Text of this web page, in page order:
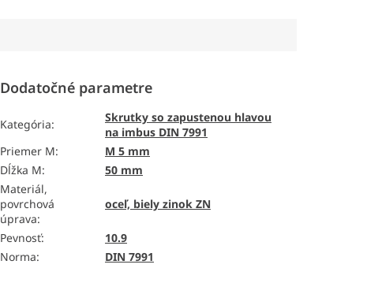
Dodatočné parametre
Kategória:
Skrutky so zapustenou hlavou
na imbus DIN 7991
Priemer M:
M 5 mm
Dĺžka M:
50 mm
Materiál,
povrchová
úprava:
oceľ, biely zinok ZN
Pevnosť:
10.9
Norma: DIN 7991